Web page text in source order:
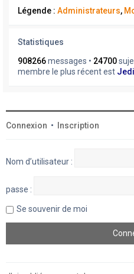
Légende : Administrateurs,
Statistiques
908266messages • 24700
membre le plus récent est
Connexion • Inscription
Nom d’utilisateur :
passe :
Se souvenir de moi